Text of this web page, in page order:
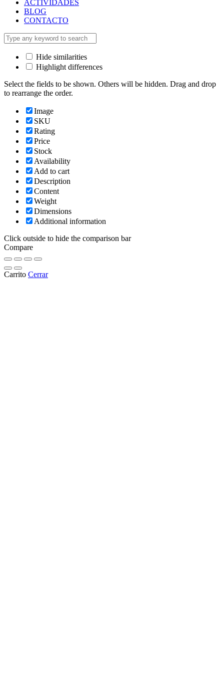
ACTIVIDADES
BLOG
CONTACTO
Hide similarities
Highlight differences
Select the fields to be shown. Others will be hidden. Drag and drop
to rearrange the order.
Image
SKU
Rating
Price
Stock
Availability
Add to cart
Description
Content
Weight
Dimensions
Additional information
Click outside to hide the comparison bar
Compare
Carrito Cerrar